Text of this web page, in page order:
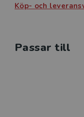
Köp- och
Passar till